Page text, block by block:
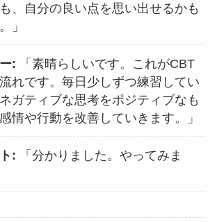
、自分の良い点を思い出せるかも
」
: 「素晴らしいです。これがCBT
れです。毎日少しずつ練習してい
ガティブな思考をポジティブなも
情や行動を改善していきます。」
: 「分かりました。やってみま